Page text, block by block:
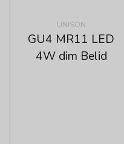
UNISON
GU4 MR11 LED
4W dim Belid